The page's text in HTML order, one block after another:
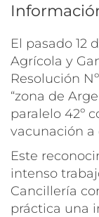
El pasado 12
Agrícola y
Resolución
“zona de
paralelo 42º
vacunación a
Este
intenso
Cancillería
práctica una